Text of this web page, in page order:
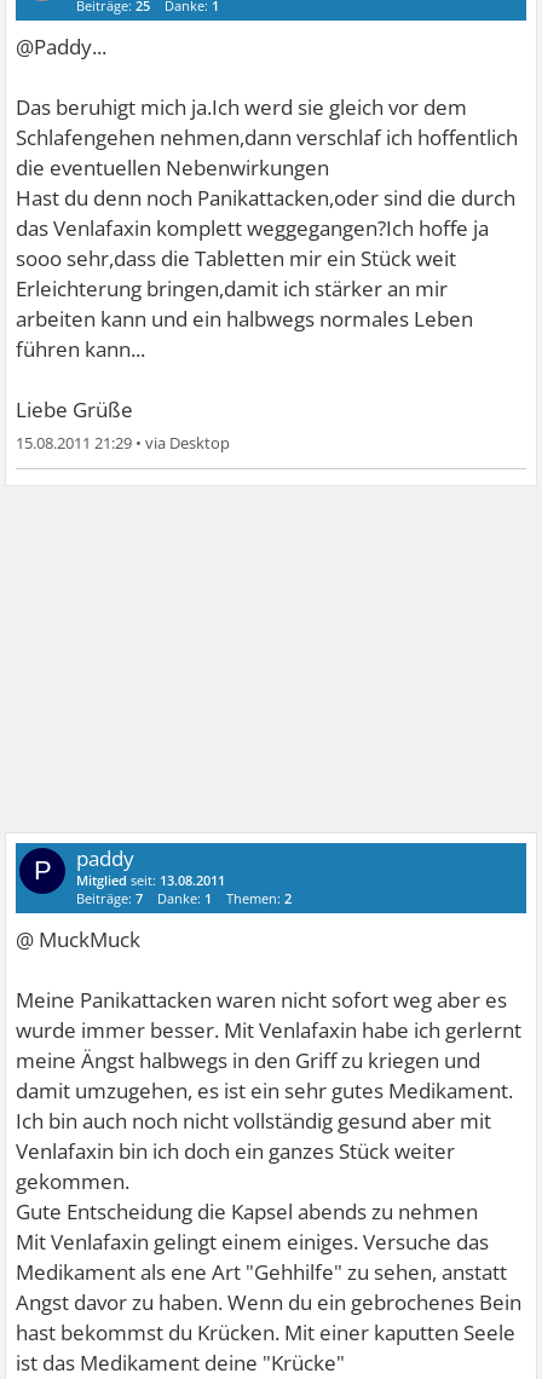
Beiträge:25 Danke: 1
@Paddy...
Das beruhigt mich ja.Ich werd sie gleich vor dem
Schlafengehen nehmen,dann verschlaf ich hoffentlich
die eventuellen Nebenwirkungen
Hast du denn noch Panikattacken,oder sind die durch
das Venlafaxin komplett weggegangen?Ich hoffe ja
sooo sehr,dass die Tabletten mir ein Stück weit
Erleichterung bringen,damit ich stärker an mir
arbeiten kann und ein halbwegs normales Leben
führen kann...
Liebe Grüße
15.08.2011 21:29 •
P paddy
Mitglied seit: 13.08.2011
Beiträge:7 Danke: 1 Themen:2
@ MuckMuck
Meine Panikattacken waren nicht sofort weg aber es
wurde immer besser. Mit Venlafaxin habe ich gerlernt
meine Ängst halbwegs in den Griff zu kriegen und
damit umzugehen, es ist ein sehr gutes Medikament.
Ich bin auch noch nicht vollständig gesund aber mit
Venlafaxin bin ich doch ein ganzes Stück weiter
gekommen.
Gute Entscheidung die Kapsel abends zu nehmen
Mit Venlafaxin gelingt einem einiges. Versuche das
Medikament als ene Art "Gehhilfe" zu sehen, anstatt
Angst davor zu haben. Wenn du ein gebrochenes Bein
hast bekommst du Krücken. Mit einer kaputten Seele
ist das Medikament deine "Krücke"